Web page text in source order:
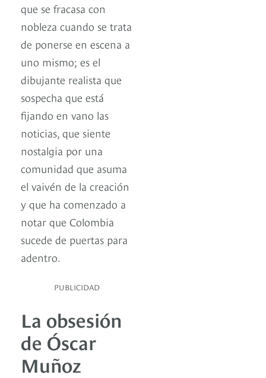
que se fracasa con
nobleza cuando se trata
de ponerse en escena a
uno mismo; es el
dibujante realista que
sospecha que está
fijando en vano las
noticias, que siente
nostalgia por una
comunidad que asuma
el vaivén de la creación
y que ha comenzado a
notar que Colombia
sucede de puertas para
adentro.
PUBLICIDAD
La obsesión
de Óscar
Muñoz